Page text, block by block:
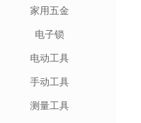
家用五金
电子锁
电动工具
手动工具
测量工具